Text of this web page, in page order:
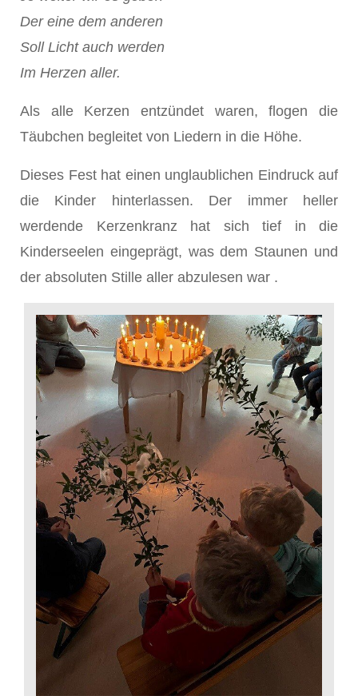
Der eine dem anderen
Soll Licht auch werden
Im Herzen aller.
Als alle Kerzen entzündet waren, flogen die
Täubchen begleitet von Liedern in die Höhe.
Dieses Fest hat einen unglaublichen Eindruck auf
die Kinder hinterlassen. Der immer heller
werdende Kerzenkranz hat sich tief in die
Kinderseelen eingeprägt, was dem Staunen und
der absoluten Stille aller abzulesen war .